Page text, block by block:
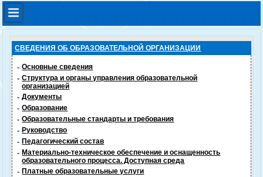
СВЕДЕНИЯ ОБ ОБРАЗОВАТЕЛЬНОЙ ОРГАНИЗАЦИИ
- Основные сведения
- Структура и органы управления образовательной
организацией
- Документы
- Образование
- Образовательные стандарты и требования
- Руководство
- Педагогический состав
- Материально-техническое обеспечение и оснащенность
образовательного процесса. Доступная среда
- Платные образовательные услуги